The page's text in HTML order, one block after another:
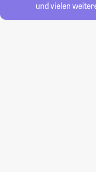
und vielen